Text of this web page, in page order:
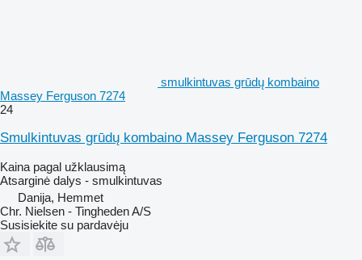
smulkintuvas grūdų kombaino
Massey Ferguson 7274
24
Smulkintuvas grūdų kombaino Massey Ferguson 7274
Kaina pagal užklausimą
Atsarginė dalys - smulkintuvas
Danija, Hemmet
Chr. Nielsen - Tingheden A/S
Susisiekite su pardavėju